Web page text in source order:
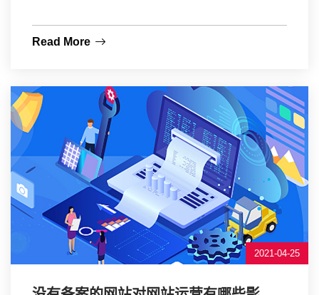
Read More
2021-04-25